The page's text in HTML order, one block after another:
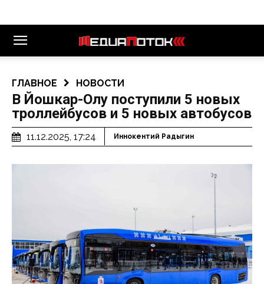
ГЛАВНОЕ НОВОСТИ
В Йошкар-Олу поступили 5 новых
троллейбусов и 5 новых автобусов
11.12.2025, 17:24 Иннокентий Радыгин